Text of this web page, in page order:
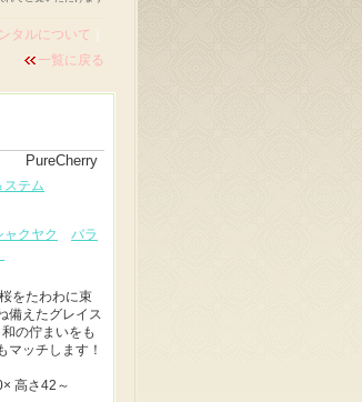
タルについて
一覧に戻る
PureCherry
ステム
ャクヤク
バラ
をたわわに束
備えたグレイス
の佇まいをも
マッチします！
高さ42～